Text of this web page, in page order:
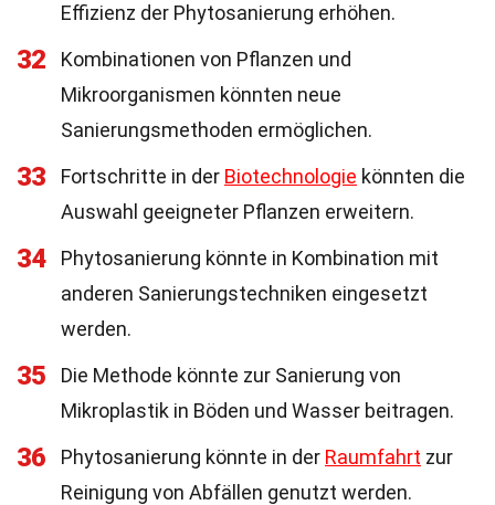
Effizienz der Phytosanierung erhöhen.
32
Kombinationen von Pflanzen und
Mikroorganismen könnten neue
Sanierungsmethoden ermöglichen.
33 Fortschritte in der Biotechnologie könnten die
Auswahl geeigneter Pflanzen erweitern.
34
Phytosanierung könnte in Kombination mit
anderen Sanierungstechniken eingesetzt
werden.
35
Die Methode könnte zur Sanierung von
Mikroplastik in Böden und Wasser beitragen.
36 Phytosanierung könnte in der Raumfahrt zur
Reinigung von Abfällen genutzt werden.